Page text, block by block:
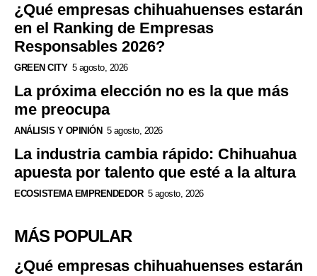
¿Qué empresas chihuahuenses estarán
en el Ranking de Empresas
Responsables 2026?
GREEN CITY 5 agosto, 2026
La próxima elección no es la que más
me preocupa
ANÁLISIS Y OPINIÓN 5 agosto, 2026
La industria cambia rápido: Chihuahua
apuesta por talento que esté a la altura
ECOSISTEMA EMPRENDEDOR 5 agosto, 2026
MÁS POPULAR
¿Qué empresas chihuahuenses estarán